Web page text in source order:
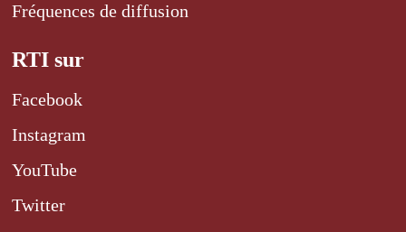
Fréquences de diffusion
RTI sur
Facebook
Instagram
YouTube
Twitter